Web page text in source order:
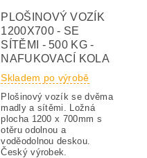
PLOŠINOVÝ VOZÍK
1200X700 - SE
SÍTĚMI - 500 KG -
NAFUKOVACÍ KOLA
Skladem po výrobě
Plošinový vozík se dvěma
madly a sítěmi. Ložná
plocha 1200 x 700mm s
otěru odolnou a
voděodolnou deskou.
Český výrobek.